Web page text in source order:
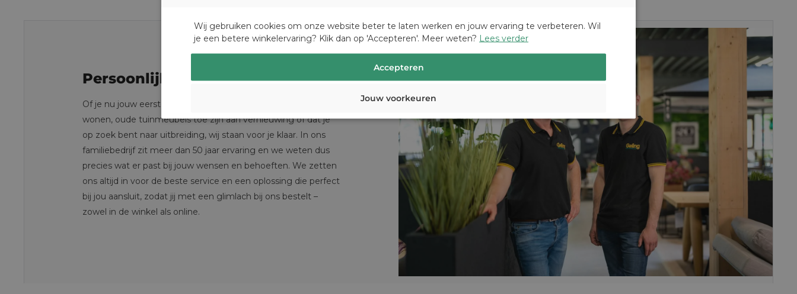
Persoonlijk & deskundig advies
Of je nu jouw eerste tuinmeubilair koopt omdat je groter gaat
wonen, oude tuinmeubels toe zijn aan vernieuwing of dat je
op zoek bent naar uitbreiding, wij staan voor je klaar. In ons
familiebedrijf zit meer dan 50 jaar ervaring en we weten dus
precies wat er past bij jouw wensen en behoeften. We zetten
ons altijd in voor de beste service en een oplossing die perfect
bij jou aansluit, zodat jij met een glimlach bij ons bestelt –
zowel in de winkel als online.
DUTCH
Wij gebruiken cookies om onze website beter te laten werken en jouw ervaring te verbeteren. Wil
je een betere winkelervaring? Klik dan op 'Accepteren'. Meer weten? Lees verder
Accepteren
Jouw voorkeuren